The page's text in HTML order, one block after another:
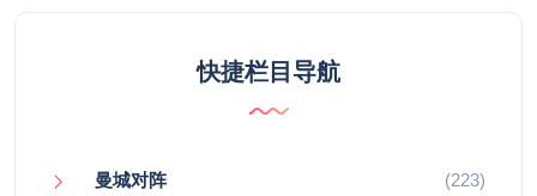
快捷栏目导航
曼城对阵 (223)